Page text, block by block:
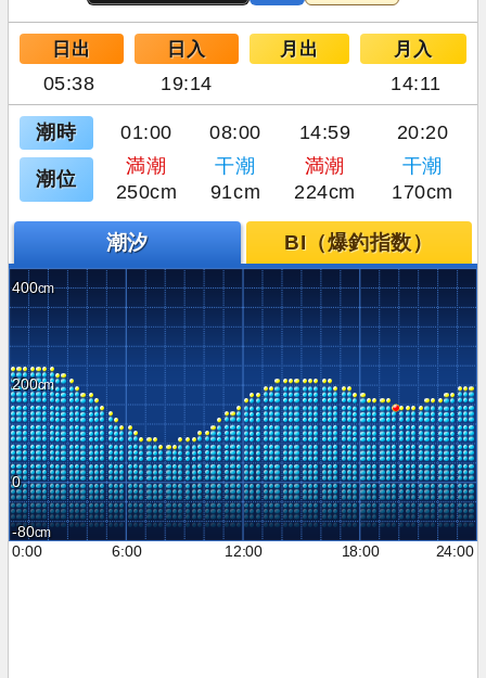
日出 日入 月出 月入
05:38 19:14 14:11
潮時 01:00 08:00 14:59 20:20
潮位
満潮 干潮 満潮
干潮
250cm
91cm 224cm 170cm
潮汐 BI（爆釣指数）
400
200
0
-80
0:00
6:00 12:00 18:00 24:00